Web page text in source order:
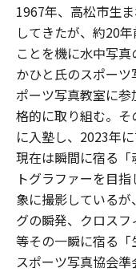
1967年、高松市生
してきたが、約20
ことを機に水中写
かひと氏のスポー
ポーツ写真教室に
格的に取り組む。そ
に入塾し、2023年に
現在は瞬間に宿る
トグラファーを目
象に撮影している
グの瞬発、クロス
等その一瞬に宿る
スポーツ写真協会準